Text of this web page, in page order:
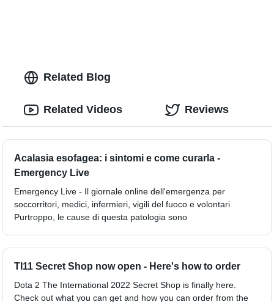
Related Blog
Acalasia esofagea: i sintomi e come curarla -
Emergency Live
Emergency Live - Il giornale online dell'emergenza per
soccorritori, medici, infermieri, vigili del fuoco e volontari
Purtroppo, le cause di questa patologia sono
TI11 Secret Shop now open - Here's how to order
Dota 2 The International 2022 Secret Shop is finally here.
Check out what you can get and how you can order from the
Related Videos Reviews